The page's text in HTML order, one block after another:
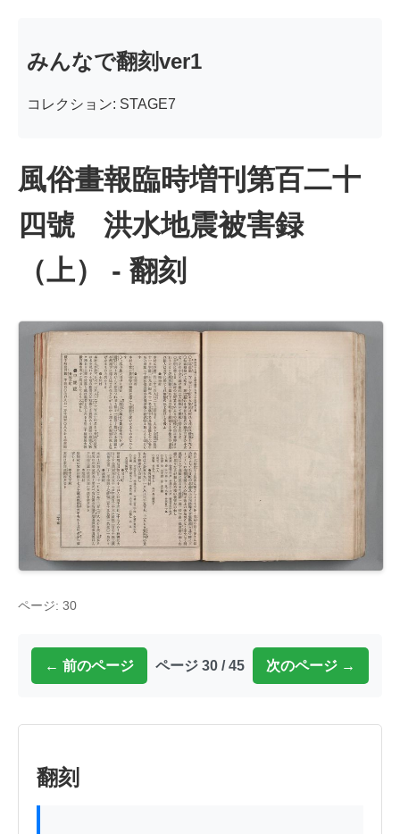
みんなで翻刻ver1
コレクション: STAGE7
風俗畫報臨時増刊第百二十
四號 洪水地震被害録
（上） - 翻刻
ページ: 30
← 前のページ ページ 30 / 45 次のページ →
翻刻